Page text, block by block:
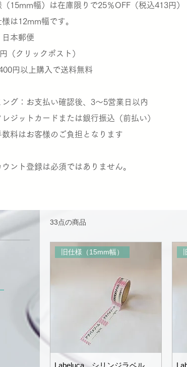
15mm幅）は在庫限りで25％OFF（税込413円）
は12mm幅です。
本郵便
（クリックポスト）
円以上購入で送料無料
グ：お支払い確認後、3〜5営業日以内
ジットカードまたは銀行振込（前払い）
料はお客様のご負担となります
ント登録は必須ではありません。
33点の商品
旧仕様（15mm幅）